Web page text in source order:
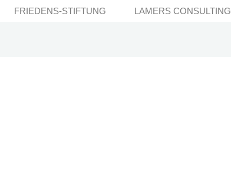
FRIEDENS-STIFTUNG LAMERS CONSULTING